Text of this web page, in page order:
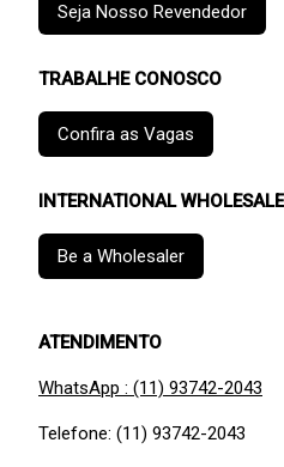
Seja Nosso Revendedor
TRABALHE CONOSCO
Confira as Vagas
INTERNATIONAL WHOLESALE
Be a Wholesaler
ATENDIMENTO
WhatsApp : (11) 93742-2043
Telefone: (11) 93742-2043